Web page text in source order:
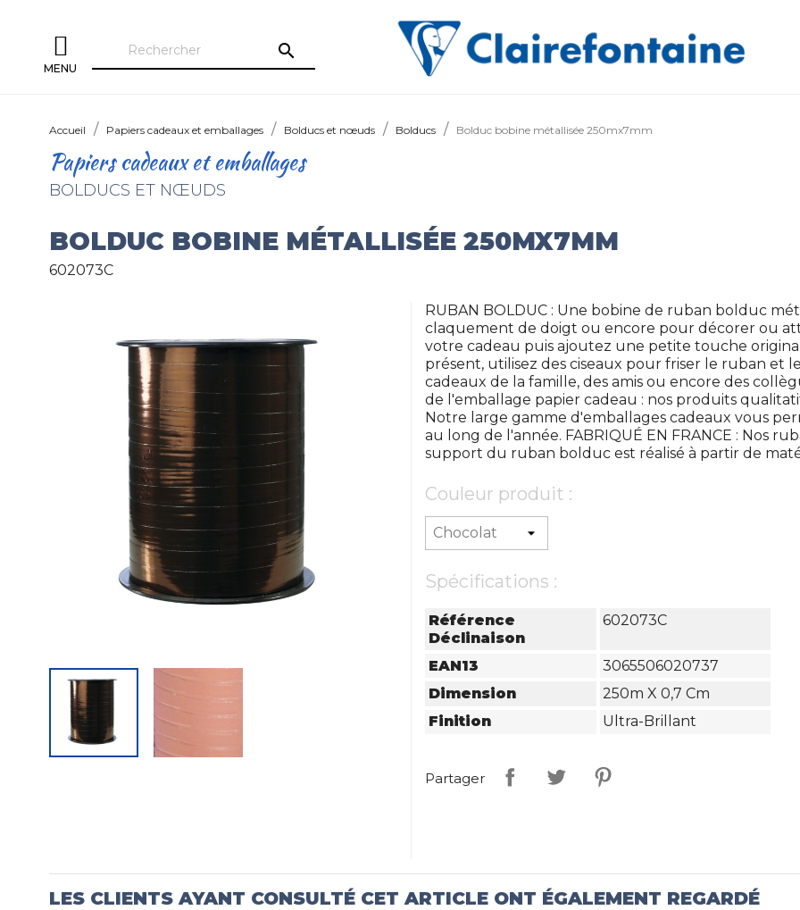
MENU
search
Accueil Papiers cadeaux et emballages Bolducs et nœuds Bolducs Bolduc bobine métallisée 250mx7mm
Papiers cadeaux et emballages
BOLDUCS ET NŒUDS
BOLDUC BOBINE MÉTALLISÉE 250MX7MM
602073C
RUBAN BOLDUC : Une bobine de ruban bolduc
claquement de doigt ou encore pour décorer ou
votre cadeau puis ajoutez une petite touche
présent, utilisez des ciseaux pour friser le ruban et
cadeaux de la famille, des amis ou encore des
de l'emballage papier cadeau : nos produits
Notre large gamme d'emballages cadeaux vous
au long de l'année. FABRIQUÉ EN FRANCE : Nos
support du ruban bolduc est réalisé à partir de
Couleur produit :
Spécifications :
Référence
Déclinaison
602073C
EAN13
3065506020737
Dimension
250m X 0,7 Cm
Finition
Ultra-Brillant
Partager
LES CLIENTS AYANT CONSULTÉ CET ARTICLE ONT ÉGALEMENT REGARDÉ